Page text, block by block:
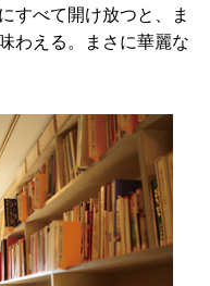
すべて開け放つと、ま
わえる。まさに華麗な